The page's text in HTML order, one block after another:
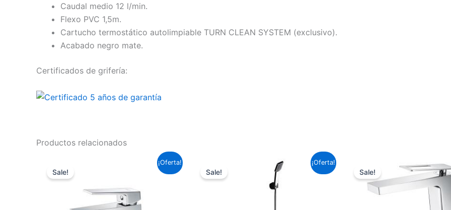
Caudal medio 12 l/min.
Flexo PVC 1,5m.
Cartucho termostático autolimpiable TURN CLEAN SYSTEM (exclusivo).
Acabado negro mate.
Certificados de grifería:
Productos relacionados
¡Oferta!
Sale!
original
87,12 €. 64,49 €.
¡Oferta!
Sale!
precio
actual
es:
94,04 €.
Sale!
precio
original
era:
precio
actual
es:
115,54 €.